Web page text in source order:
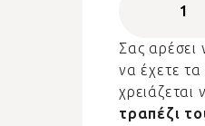
Σας αρέσει
να έχετε
χρειάζεται
τραπέζι